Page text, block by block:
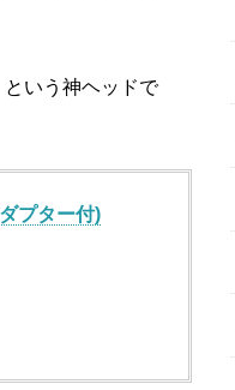
いう神ヘッドで
プター付)